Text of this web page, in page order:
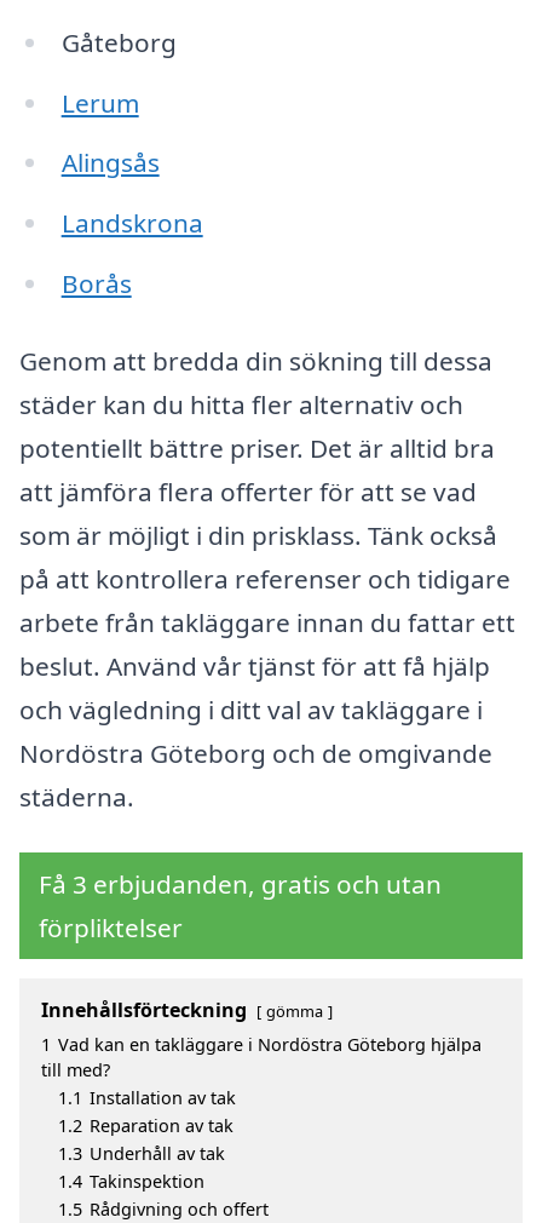
Gåteborg
Lerum
Alingsås
Landskrona
Borås
Genom att bredda din sökning till dessa
städer kan du hitta fler alternativ och
potentiellt bättre priser. Det är alltid bra
att jämföra flera offerter för att se vad
som är möjligt i din prisklass. Tänk också
på att kontrollera referenser och tidigare
arbete från takläggare innan du fattar ett
beslut. Använd vår tjänst för att få hjälp
och vägledning i ditt val av takläggare i
Nordöstra Göteborg och de omgivande
städerna.
Få 3 erbjudanden, gratis och utan
förpliktelser
Innehållsförteckning gömma
1 Vad kan en takläggare i Nordöstra Göteborg hjälpa
till med?
1.1 Installation av tak
1.2 Reparation av tak
1.3 Underhåll av tak
1.4 Takinspektion
1.5 Rådgivning och offert